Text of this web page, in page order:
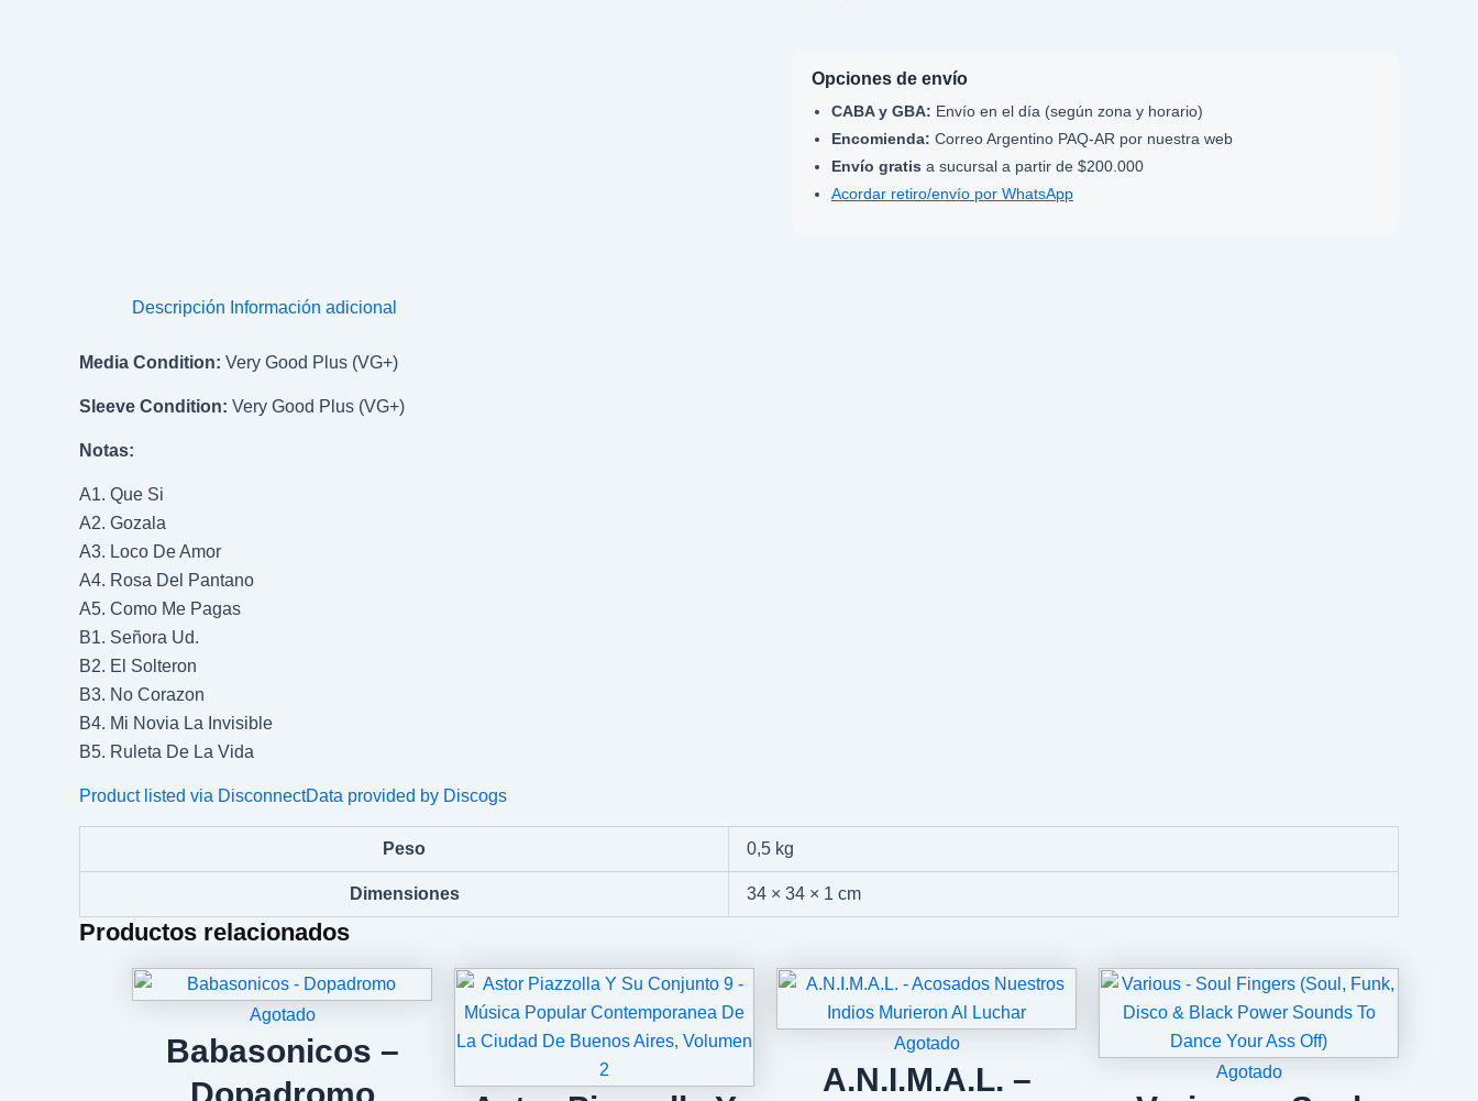
Opciones de envío
CABA y GBA: Envío en el día (según zona y horario)
Encomienda: Correo Argentino PAQ-AR por nuestra web
Envío gratis a sucursal a partir de $200.000
Acordar retiro/envío por WhatsApp
Descripción Información adicional
Media Condition: Very Good Plus (VG+)
Sleeve Condition: Very Good Plus (VG+)
Notas:
A1. Que Si
A2. Gozala
A3. Loco De Amor
A4. Rosa Del Pantano
A5. Como Me Pagas
B1. Señora Ud.
B2. El Solteron
B3. No Corazon
B4. Mi Novia La Invisible
B5. Ruleta De La Vida
Product listed via DisconnectData provided by Discogs
Peso 0,5 kg
Dimensiones 34 × 34 × 1 cm
Productos relacionados
Agotado
Babasonicos –
Agotado
A.N.I.M.A.L. – Agotado